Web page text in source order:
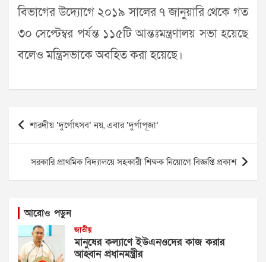
বিভাগের উদ্যোগে ২০১৯ সালের ৭ জানুয়ারি থেকে গত
৩০ সেপ্টেম্বর পর্যন্ত ১১৫টি আন্তঃমন্ত্রণালয় সভা হয়েছে
বলেও মন্ত্রিসভাকে অবহিত করা হয়েছে।
Post
navigation
শারদীয় ‘দুর্গোৎসব’ নয়, এবার ‘দুর্গাপূজা’
সরকারি প্রাথমিক বিদ্যালয়ে সহকারী শিক্ষক নিয়োগে বিজ্ঞপ্তি প্রকাশ
আরোও পড়ুন
জাতীয়
মানুষের কল্যাণে ইউএনওদের কাজ করার
আহ্বান প্রধানমন্ত্রীর